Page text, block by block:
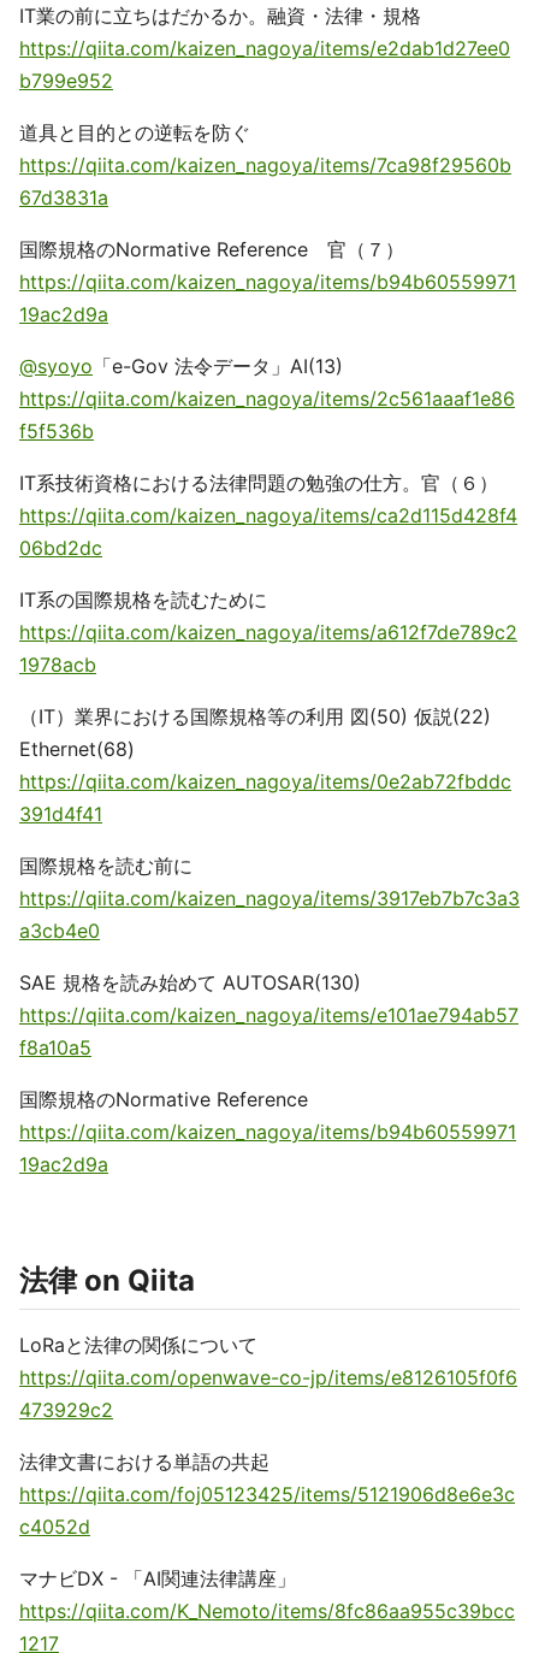
IT業の前に立ちはだかるか。融資・法律・規格
https://qiita.com/kaizen_nagoya/items/e2dab1d27ee0
b799e952
道具と目的との逆転を防ぐ
https://qiita.com/kaizen_nagoya/items/7ca98f29560b
67d3831a
国際規格のNormative Reference 官（７）
https://qiita.com/kaizen_nagoya/items/b94b60559971
19ac2d9a
@syoyo 「e-Gov 法令データ」AI(13)
https://qiita.com/kaizen_nagoya/items/2c561aaaf1e86
f5f536b
IT系技術資格における法律問題の勉強の仕方。官（６）
https://qiita.com/kaizen_nagoya/items/ca2d115d428f4
06bd2dc
IT系の国際規格を読むために
https://qiita.com/kaizen_nagoya/items/a612f7de789c2
1978acb
（IT）業界における国際規格等の利用 図(50) 仮説(22)
Ethernet(68)
https://qiita.com/kaizen_nagoya/items/0e2ab72fbddc
391d4f41
国際規格を読む前に
https://qiita.com/kaizen_nagoya/items/3917eb7b7c3a3
a3cb4e0
SAE 規格を読み始めて AUTOSAR(130)
https://qiita.com/kaizen_nagoya/items/e101ae794ab57
f8a10a5
国際規格のNormative Reference
https://qiita.com/kaizen_nagoya/items/b94b60559971
19ac2d9a
法律 on Qiita
LoRaと法律の関係について
https://qiita.com/openwave-co-jp/items/e8126105f0f6
473929c2
法律文書における単語の共起
https://qiita.com/foj05123425/items/5121906d8e6e3c
c4052d
マナビDX - 「AI関連法律講座」
https://qiita.com/K_Nemoto/items/8fc86aa955c39bcc
1217